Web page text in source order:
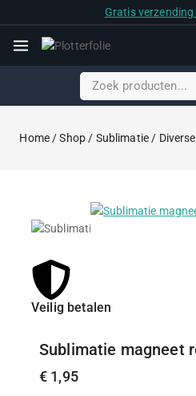
Gratis
Home / Shop / Sublimatie /
Veilig betalen
Sublimatie magneet
€ 1,95